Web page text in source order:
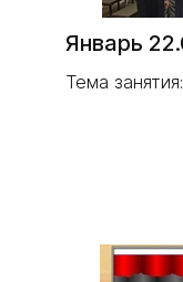
Январь
Тема занятия: